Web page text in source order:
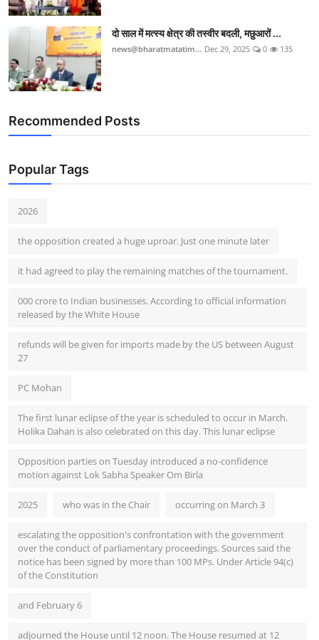
दो साल में मत्स्य क्षेत्र की तस्वीर बदली, मछुआरों ...
news@bharatmatatim... Dec 29, 2025 0 135
Recommended Posts
Popular Tags
2026
the opposition created a huge uproar. Just one minute later
it had agreed to play the remaining matches of the tournament.
000 crore to Indian businesses. According to official information
released by the White House
refunds will be given for imports made by the US between August
27
PC Mohan
The first lunar eclipse of the year is scheduled to occur in March.
Holika Dahan is also celebrated on this day. This lunar eclipse
Opposition parties on Tuesday introduced a no-confidence
motion against Lok Sabha Speaker Om Birla
2025 who was in the Chair occurring on March 3
escalating the opposition's confrontation with the government
over the conduct of parliamentary proceedings. Sources said the
notice has been signed by more than 100 MPs. Under Article 94(c)
of the Constitution
and February 6
adjourned the House until 12 noon. The House resumed at 12